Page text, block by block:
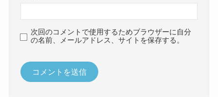
次回のコメントで使用するためブラウザーに自分
の名前、メールアドレス、サイトを保存する。